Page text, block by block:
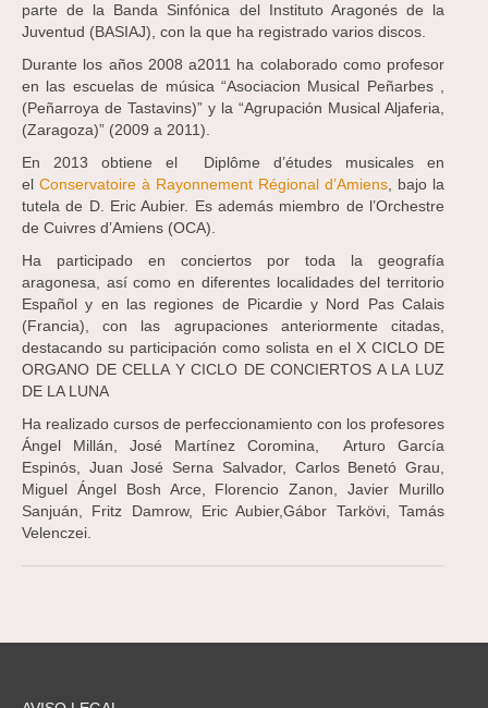
parte de la Banda Sinfónica del Instituto Aragonés de la
Juventud (BASIAJ), con la que ha registrado varios discos.
Durante los años 2008 a2011 ha colaborado como profesor
en las escuelas de música “Asociacion Musical Peñarbes ,
(Peñarroya de Tastavins)” y la “Agrupación Musical Aljaferia,
(Zaragoza)” (2009 a 2011).
En 2013 obtiene el Diplôme d’études musicales en
el Conservatoire à Rayonnement Régional d’Amiens, bajo la
tutela de D. Eric Aubier. Es además miembro de l’Orchestre
de Cuivres d’Amiens (OCA).
Ha participado en conciertos por toda la geografía
aragonesa, así como en diferentes localidades del territorio
Español y en las regiones de Picardie y Nord Pas Calais
(Francia), con las agrupaciones anteriormente citadas,
destacando su participación como solista en el X CICLO DE
ORGANO DE CELLA Y CICLO DE CONCIERTOS A LA LUZ
DE LA LUNA
Ha realizado cursos de perfeccionamiento con los profesores
Ángel Millán, José Martínez Coromina, Arturo García
Espinós, Juan José Serna Salvador, Carlos Benetó Grau,
Miguel Ángel Bosh Arce, Florencio Zanon, Javier Murillo
Sanjuán, Fritz Damrow, Eric Aubier,Gábor Tarkövi, Tamás
Velenczei.